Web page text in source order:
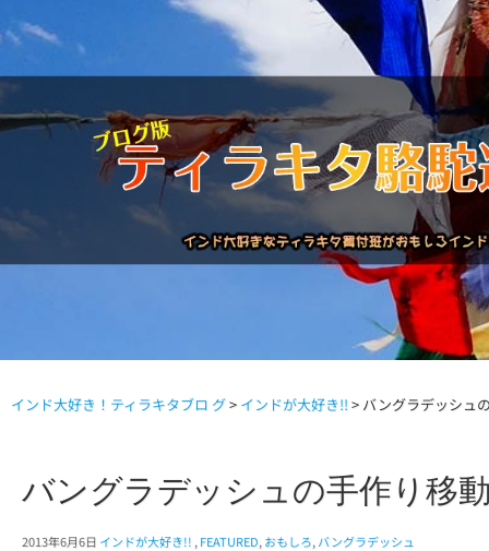
インド大好き！ティラキタブロ グ> インドが大好き!! > バングラデッシュ
バングラデッシュの手作り移
2013年6月6日 インドが大好き!! , FEATURED, おもしろ, バングラデッシュ